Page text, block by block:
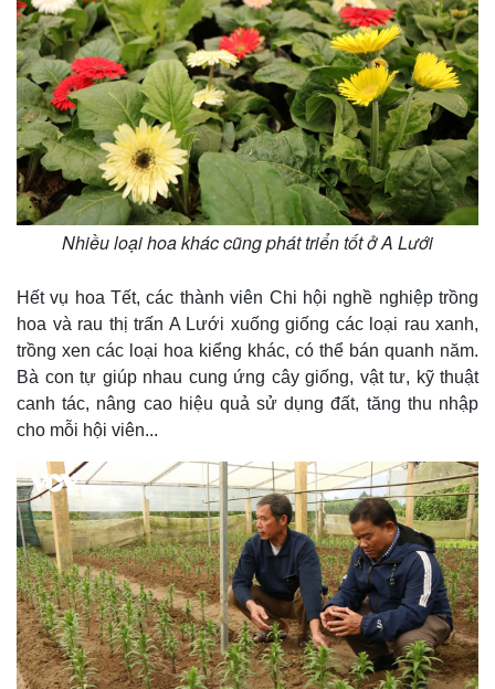
Pháp luật
Vụ án
Tin nóng
Tư vấn luật
Quân sự - Quốc phòng
Vũ khí
Việt Nam
Phân tích
Nhiều loại hoa khác cũng phát triển tốt ở A Lưới
Hết vụ hoa Tết, các thành viên Chi hội nghề nghiệp trồng
hoa và rau thị trấn A Lưới xuống giống các loại rau xanh,
trồng xen các loại hoa kiểng khác, có thể bán quanh năm.
Bà con tự giúp nhau cung ứng cây giống, vật tư, kỹ thuật
canh tác, nâng cao hiệu quả sử dụng đất, tăng thu nhập
cho mỗi hội viên...